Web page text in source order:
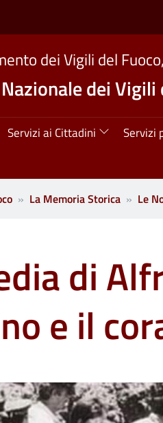
dei Vigili del
dei Vigili
Servizi ai Cittadini Servizi
La Memoria Storica Le
di
e il